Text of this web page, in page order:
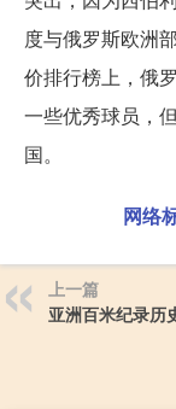
度与俄罗斯欧洲
价排行榜上，俄
一些优秀球员，
国。
网络
上一篇
亚洲百米纪录历